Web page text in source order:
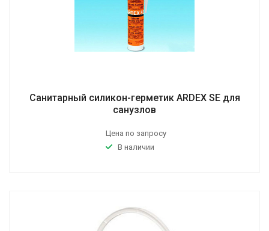
Санитарный силикон-герметик ARDEX SE для
санузлов
Цена по запросу
В наличии